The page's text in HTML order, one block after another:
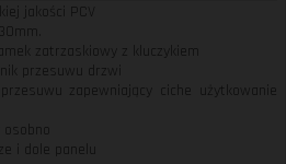
jakości PCV
zatrzaskiowy z kluczykiem
przesuwu drzwi
zapewniający ciche użytkowanie
i dole panelu